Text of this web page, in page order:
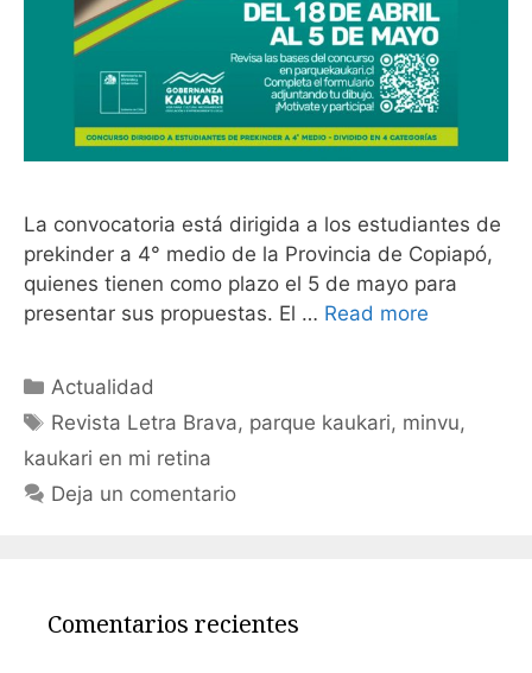
La convocatoria está dirigida a los estudiantes de
prekinder a 4° medio de la Provincia de Copiapó,
quienes tienen como plazo el 5 de mayo para
presentar sus propuestas. El … Read more
Actualidad
Revista Letra Brava, parque kaukari, minvu,
kaukari en mi retina
Deja un comentario
Comentarios recientes